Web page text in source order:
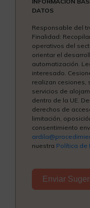
DATOS
Responsable del
Finalidad:
operativos del
orientar el
automatización.
interesado.
realizan cesiones,
servicios de
dentro de la UE.
derechos de
limitación,
consentimiento
nuestra Política de
Enviar